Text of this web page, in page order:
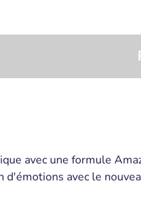
avec une formule
avec le